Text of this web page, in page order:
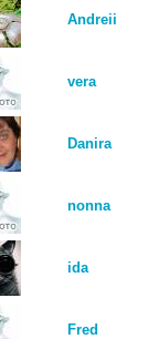
Andreii
vera
Danira
nonna
ida
Fred